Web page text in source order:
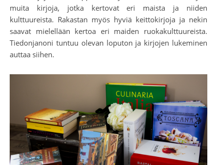
muita kirjoja, jotka kertovat eri maista ja niiden
kulttuureista. Rakastan myös hyviä keittokirjoja ja nekin
saavat mielellään kertoa eri maiden ruokakulttuureista.
Tiedonjanoni tuntuu olevan loputon ja kirjojen lukeminen
auttaa siihen.